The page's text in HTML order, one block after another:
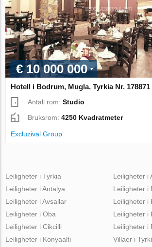
€ 10 000 000
Hotell i Bodrum, Mugla, Tyrkia Nr. 178871
Antall rom:Studio
Bruksrom:4250 Kvadratmeter
Excluzival Group
Leiligheter i Tyrkia
Leiligheter i Antalya
Leiligheter i Avsallar
Leiligheter i Oba
Leiligheter i Cikcilli
Leiligheter i
Leiligheter i
Leiligheter i
Leiligheter i
Leiligheter i
Leiligheter i Konyaalti
Villaer i